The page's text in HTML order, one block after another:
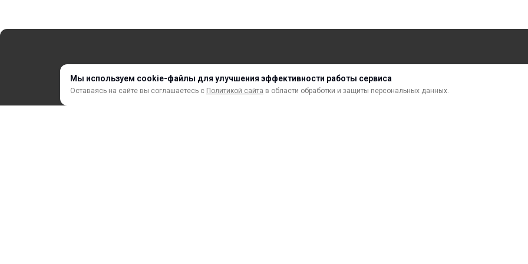
Мы используем cookie-файлы для улучшения эффективности работы сервиса
Оставаясь на сайте вы соглашаетесь с Политикой сайта в области обработки и защиты персональных данных.